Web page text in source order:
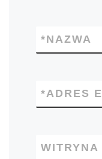
NAZWA
*
ADRES
*
WITRYNA